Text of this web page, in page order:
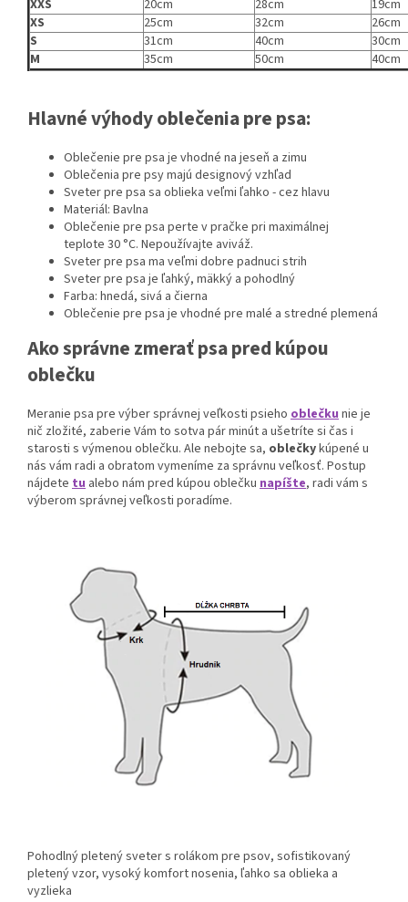
XXS 20cm 28cm
19cm
XS
25cm 32cm
26cm
S
31cm 40cm
30cm
M
35cm 50cm 40cm
Hlavné výhody oblečenia pre psa:
Oblečenie pre psa je vhodné na jeseň a zimu
Oblečenia pre psy majú designový vzhľad
Sveter pre psa sa oblieka veľmi ľahko - cez hlavu
Materiál: Bavlna
Oblečenie pre psa perte v pračke pri maximálnej
teplote 30 °C. Nepoužívajte aviváž.
Sveter pre psa ma veľmi dobre padnuci strih
Sveter pre psa je ľahký, mäkký a pohodlný
Farba: hnedá, sivá a čierna
Oblečenie pre psa je vhodné pre malé a stredné plemená
Ako správne zmerať psa pred kúpou
oblečku
Meranie psa pre výber správnej veľkosti psieho oblečkunie je
nič zložité, zaberie Vám to sotva pár minút a ušetríte si čas i
starosti s výmenou oblečku. Ale nebojte sa, oblečkykúpené u
nás vám radi a obratom vymeníme za správnu veľkosť. Postup
nájdete tu alebo nám pred kúpou oblečku napíšte, radi vám s
výberom správnej veľkosti poradíme.
Pohodlný pletený sveter s rolákom pre psov, sofistikovaný
pletený vzor, vysoký komfort nosenia, ľahko sa oblieka a
vyzlieka